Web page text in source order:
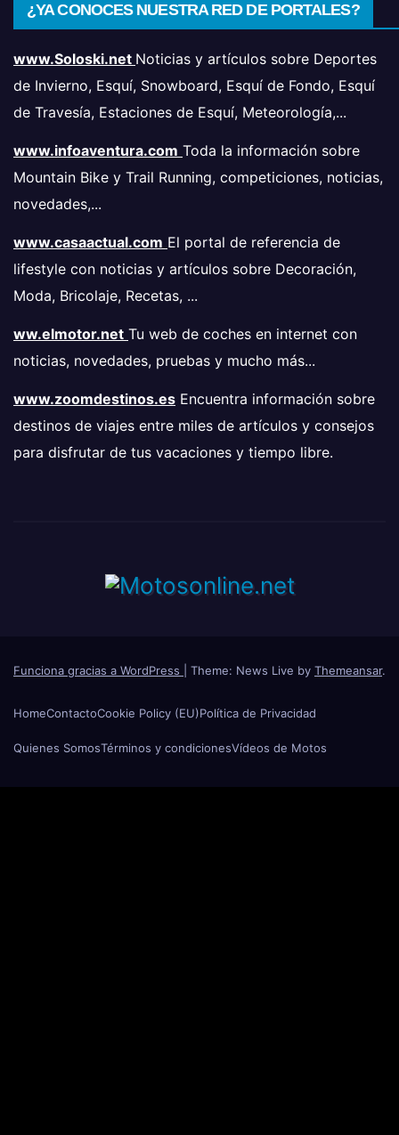
¿YA CONOCES NUESTRA RED DE PORTALES?
www.Soloski.net Noticias y artículos sobre Deportes
de Invierno, Esquí, Snowboard, Esquí de Fondo, Esquí
de Travesía, Estaciones de Esquí, Meteorología,...
www.infoaventura.com Toda la información sobre
Mountain Bike y Trail Running, competiciones, noticias,
novedades,...
www.casaactual.com El portal de referencia de
lifestyle con noticias y artículos sobre Decoración,
Moda, Bricolaje, Recetas, ...
ww.elmotor.net Tu web de coches en internet con
noticias, novedades, pruebas y mucho más...
www.zoomdestinos.es Encuentra información sobre
destinos de viajes entre miles de artículos y consejos
para disfrutar de tus vacaciones y tiempo libre.
Funciona gracias a WordPress Theme: News Live by Themeansar.
HomeContactoCookie Policy (EU)Política de Privacidad
Quienes SomosTérminos y condicionesVídeos de Motos